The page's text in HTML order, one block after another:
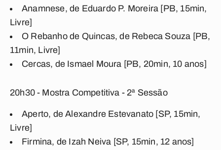
Anamnese, de Eduardo P. Moreira [PB, 15min,
Livre]
O Rebanho de Quincas, de Rebeca Souza [PB,
11min, Livre]
Cercas, de Ismael Moura [PB, 20min, 10 anos]
20h30 - Mostra Competitiva - 2ª Sessão
Aperto, de Alexandre Estevanato [SP, 15min,
Livre]
Firmina, de Izah Neiva [SP, 15min, 12 anos]